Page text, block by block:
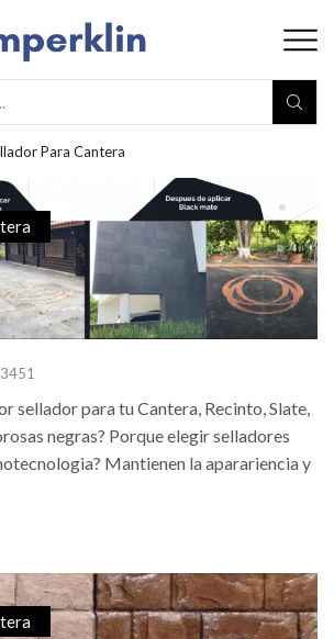
Para Cantera
3451
sellador para tu Cantera, Recinto, Slate,
negras? Porque elegir selladores
Mantienen la aparariencia y